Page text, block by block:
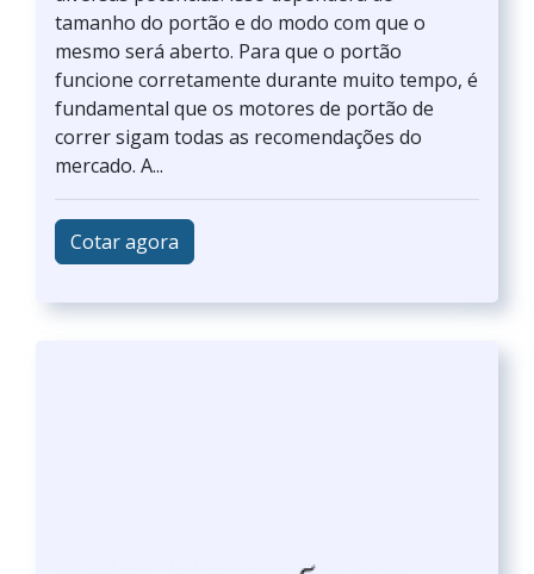
tamanho do portão e do modo com que o
mesmo será aberto. Para que o portão
funcione corretamente durante muito tempo, é
fundamental que os motores de portão de
correr sigam todas as recomendações do
mercado. A...
Cotar agora